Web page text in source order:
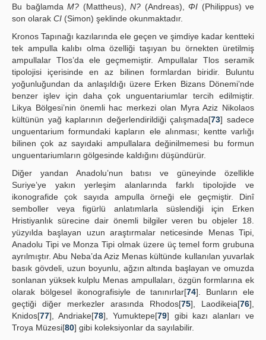
Bu bağlamda M? (Mattheus), N? (Andreas), ΦI (Philippus) ve
son olarak CI (Simon) şeklinde okunmaktadır.
Kronos Tapınağı kazılarında ele geçen ve şimdiye kadar kentteki
tek ampulla kalıbı olma özelliği taşıyan bu örnekten üretilmiş
ampullalar Tlos’da ele geçmemiştir. Ampullalar Tlos seramik
tipolojisi içerisinde en az bilinen formlardan biridir. Buluntu
yoğunluğundan da anlaşıldığı üzere Erken Bizans Dönemi’nde
benzer işlev için daha çok unguentariumlar tercih edilmiştir.
Likya Bölgesi’nin önemli hac merkezi olan Myra Aziz Nikolaos
kültünün yağ kaplarının değerlendirildiği çalışmada[73] sadece
unguentarium formundaki kapların ele alınması; kentte varlığı
bilinen çok az sayıdaki ampullalara değinilmemesi bu formun
unguentariumların gölgesinde kaldığını düşündürür.
Diğer yandan Anadolu’nun batısı ve güneyinde özellikle
Suriye’ye yakın yerleşim alanlarında farklı tipolojide ve
ikonografide çok sayıda ampulla örneği ele geçmiştir. Dinî
semboller veya figürlü anlatımlarla süslendiği için Erken
Hristiyanlık sürecine dair önemli bilgiler veren bu objeler 18.
yüzyılda başlayan uzun araştırmalar neticesinde Menas Tipi,
Anadolu Tipi ve Monza Tipi olmak üzere üç temel form grubuna
ayrılmıştır. Abu Neba’da Aziz Menas kültünde kullanılan yuvarlak
basık gövdeli, uzun boyunlu, ağzın altında başlayan ve omuzda
sonlanan yüksek kulplu Menas ampullaları, özgün formlarına ek
olarak bölgesel ikonografisiyle de tanınırlar[74]. Bunların ele
geçtiği diğer merkezler arasında Rhodos[75], Laodikeia[76],
Knidos[77], Andriake[78], Yumuktepe[79] gibi kazı alanları ve
Troya Müzesi[80] gibi koleksiyonlar da sayılabilir.